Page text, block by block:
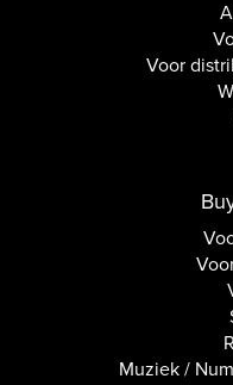
Voor
Muziek /